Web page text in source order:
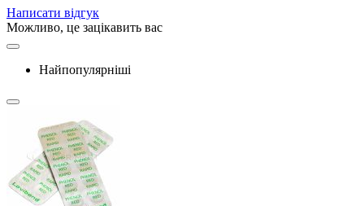
Написати відгук
Можливо, це зацікавить вас
Найпопулярніші